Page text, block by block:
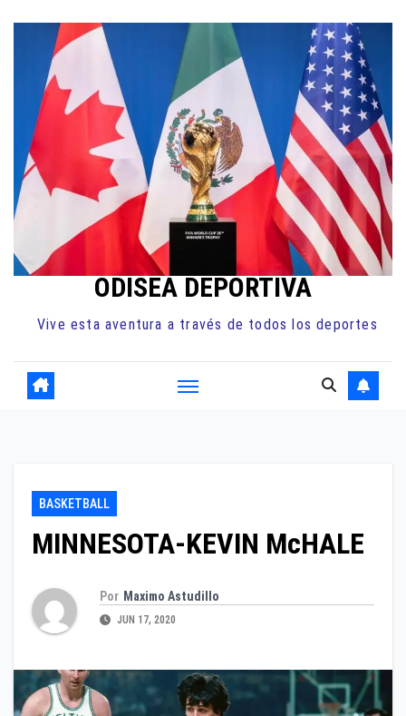
contenido
ODISEA DEPORTIVA
Vive esta aventura a través de todos los deportes
BASKETBALL
MINNESOTA-KEVIN McHALE
Por Maximo Astudillo
JUN 17, 2020